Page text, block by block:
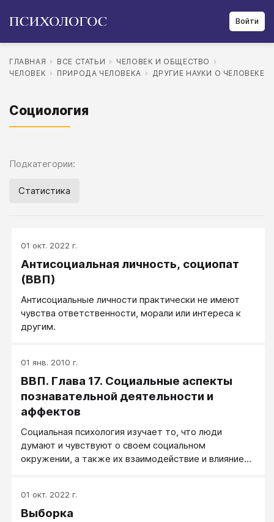
Войти
ГЛАВНАЯ ВСЕ СТАТЬИ
ЧЕЛОВЕК И ОБЩЕСТВО
ЧЕЛОВЕК
ПРИРОДА ЧЕЛОВЕКА ДРУГИЕ НАУКИ О ЧЕЛОВЕКЕ
Социология
Подкатегории:
Статистика
01 окт. 2022 г.
Антисоциальная личность, социопат
(ВВП)
Антисоциальные личности практически не имеют
чувства ответственности, морали или интереса к
другим.
01 янв. 2010 г.
ВВП. Глава 17. Социальные аспекты
познавательной деятельности и
аффектов
Социальная психология изучает то, что люди
думают и чувствуют о своем социальном
окружении, а также их взаимодействие и влияние
Как складываются и изменяются наши социальные
убеждения и установки, в том числе наши
01 окт. 2022 г.
Выборка